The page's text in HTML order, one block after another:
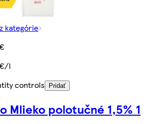
kategórie
l
controls
Pridať
Mlieko polotučné 1,5% 1